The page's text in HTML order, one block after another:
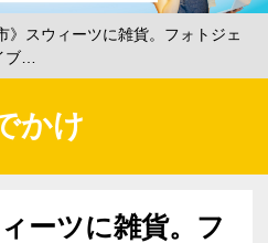
》スウィーツに雑貨。フォトジェ
ブ…
かけ
ーツに雑貨。フ